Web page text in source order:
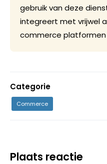
gebruik van deze
integreert met vrijwel
commerce platformen
Categorie
Commerce
Plaats reactie